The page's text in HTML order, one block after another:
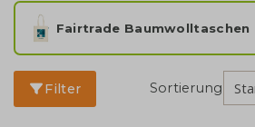
Fairtrade Baumwolltaschen
Filter Sortierung